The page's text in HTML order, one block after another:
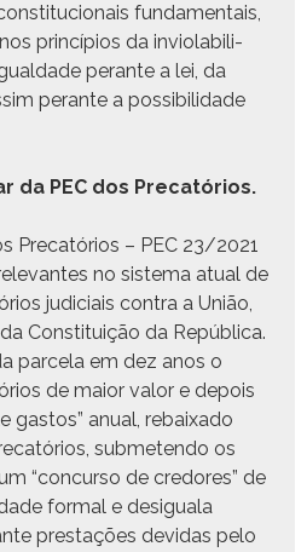
fun­da­men­tais,
princí­pios da invi­o­la­bil­i­
per­ante a lei, da
per­ante a pos­si­bil­i­dade
da PEC dos Precatórios.
Pre­catórios – PEC 23/2021
no sis­tema atu­al de
judi­ci­ais con­tra a União,
Con­sti­tu­ição da Repúbli­ca.
parcela em dez anos o
de maior val­or e depois
gas­tos” anu­al, rebaix­a­do
sub­me­tendo os
“con­cur­so de cre­dores” de
for­mal e desiguala
prestações dev­i­das pelo